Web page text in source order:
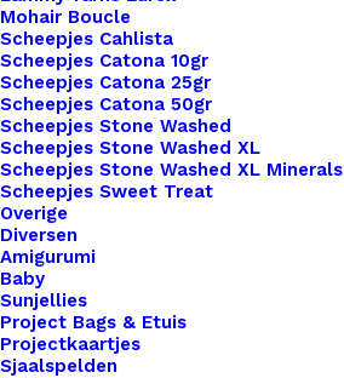
Mohair Boucle
Scheepjes Cahlista
Scheepjes Catona 10gr
Scheepjes Catona 25gr
Scheepjes Catona 50gr
Scheepjes Stone Washed
Scheepjes Stone Washed XL
Scheepjes Stone Washed XL Minerals
Scheepjes Sweet Treat
Overige
Diversen
Amigurumi
Baby
Sunjellies
Project Bags & Etuis
Projectkaartjes
Sjaalspelden
1x